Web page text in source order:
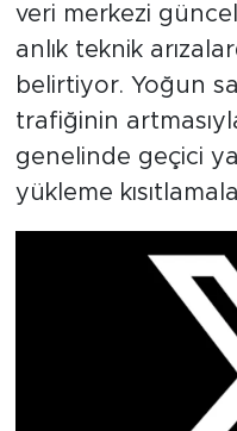
veri merkezi
anlık teknik
belirtiyor. Yoğun
trafiğinin
genelinde geçici
yükleme